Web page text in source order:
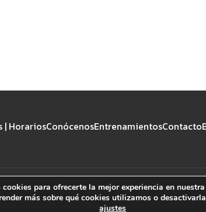
| HorariosConócenosEntrenamientosContacto
Aviso Legal ·
©2026 CrossFit
para ofrecerte la mejor experiencia en
más sobre qué cookies utilizamos o
ajustes